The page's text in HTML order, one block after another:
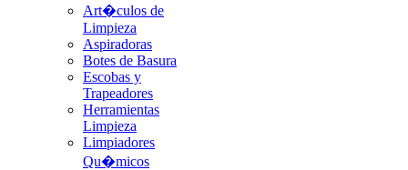
Art�culos de
Limpieza
Aspiradoras
Botes de Basura
Escobas y
Trapeadores
Herramientas
Limpieza
Limpiadores
Qu�micos